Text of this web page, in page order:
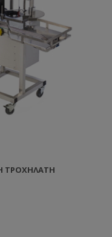
ΤΡΟΧΉΛΑΤΗ